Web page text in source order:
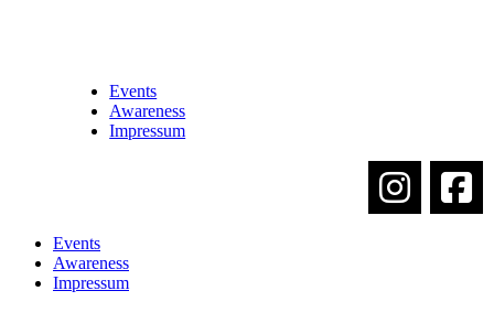
Events
Awareness
Impressum
Events
Awareness
Impressum